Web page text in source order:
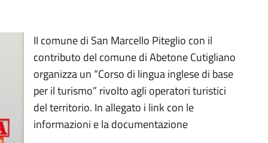
Il comune di San Marcello Piteglio con il
contributo del comune di Abetone Cutigliano
organizza un “Corso di lingua inglese di base
per il turismo” rivolto agli operatori turistici
del territorio. In allegato i link con le
informazioni e la documentazione